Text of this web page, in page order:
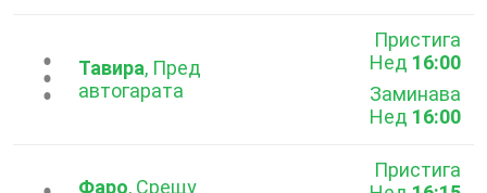
...Тавира, Пред
автогарата
Пристига
Нед 16:00
Заминава
Нед 16:00
Фаро, Срещу
Пристига